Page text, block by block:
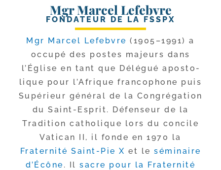
Mgr Marcel Lefebvre
FONDATEUR DE LA FSSPX
Mgr Marcel Lefebvre (1905–1991) a
occu­pé des postes majeurs dans
l’Église en tant que Délégué apos­to­
lique pour l’Afrique fran­co­phone puis
Supérieur géné­ral de la Congrégation
du Saint-​Esprit. Défenseur de la
Tradition catho­lique lors du concile
Vatican II, il fonde en 1970 la
Fraternité Saint-​Pie X et le sémi­naire
d’Écône . Il sacre pour la Fraternité